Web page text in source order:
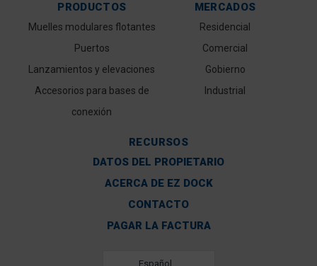
PRODUCTOS
Muelles modulares flotantes
Puertos
Lanzamientos y elevaciones
Accesorios para bases de
conexión
MERCADOS
Residencial
Comercial
Gobierno
Industrial
RECURSOS
DATOS DEL PROPIETARIO
ACERCA DE EZ DOCK
CONTACTO
PAGAR LA FACTURA
Español